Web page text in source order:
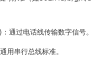
：通过电话线传输数字信号。
通用串行总线标准。